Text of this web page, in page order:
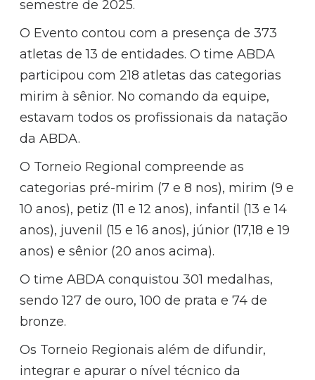
semestre de 2025.
O Evento contou com a presença de 373
atletas de 13 de entidades. O time ABDA
participou com 218 atletas das categorias
mirim à sênior. No comando da equipe,
estavam todos os profissionais da natação
da ABDA.
O Torneio Regional compreende as
categorias pré-mirim (7 e 8 nos), mirim (9 e
10 anos), petiz (11 e 12 anos), infantil (13 e 14
anos), juvenil (15 e 16 anos), júnior (17,18 e 19
anos) e sênior (20 anos acima).
O time ABDA conquistou 301 medalhas,
sendo 127 de ouro, 100 de prata e 74 de
bronze.
Os Torneio Regionais além de difundir,
integrar e apurar o nível técnico da